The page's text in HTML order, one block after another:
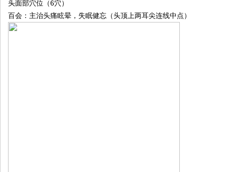
头面部穴位（6穴）
百会：主治头痛眩晕，失眠健忘（头顶上两耳尖连线中点）